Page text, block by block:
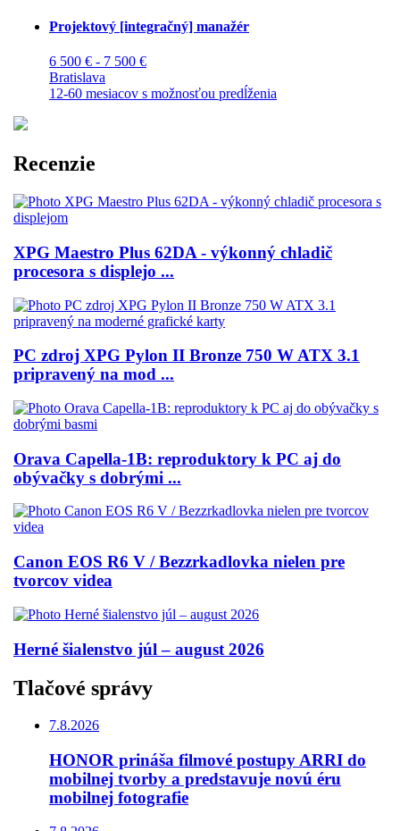
Projektový [integračný] manažér
6 500 € - 7 500 €
Bratislava
12-60 mesiacov s možnosťou predĺženia
Recenzie
XPG Maestro Plus 62DA - výkonný chladič
procesora s displejo ...
PC zdroj XPG Pylon II Bronze 750 W ATX 3.1
pripravený na mod ...
Orava Capella-1B: reproduktory k PC aj do
obývačky s dobrými ...
Canon EOS R6 V / Bezzrkadlovka nielen pre
tvorcov videa
Herné šialenstvo júl – august 2026
Tlačové správy
7.8.2026
HONOR prináša filmové postupy ARRI do
mobilnej tvorby a predstavuje novú éru
mobilnej fotografie